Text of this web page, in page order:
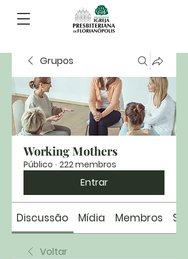
Grupos
Working Mothers
Público · 222 membros
Entrar
Discussão Mídia Membros
Voltar